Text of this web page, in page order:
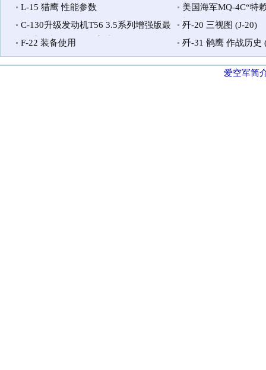
L-15 猎鹰 性能参数
美国海军MQ-4C“特
机首飞
C-130升级发动机T56 3.5系列增强版最
后试验由罗•罗公司完成
歼-20 三视图 (J-20)
F-22 装备使用
歼-31 鹘鹰 作战历史
爱空军简